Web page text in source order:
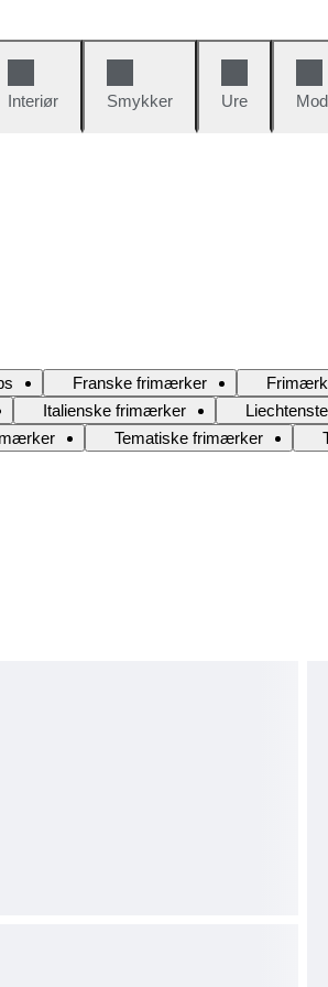
Interiør Smykker Ure
Franske frimærker
Italienske frimærker
Tematiske frimærker